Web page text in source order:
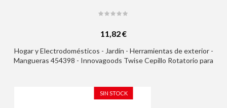
11,82 €
Hogar y Electrodomésticos - Jardín - Herramientas de exterior -
Mangueras 454398 - Innovagoods Twise Cepillo Rotatorio para
SIN STOCK